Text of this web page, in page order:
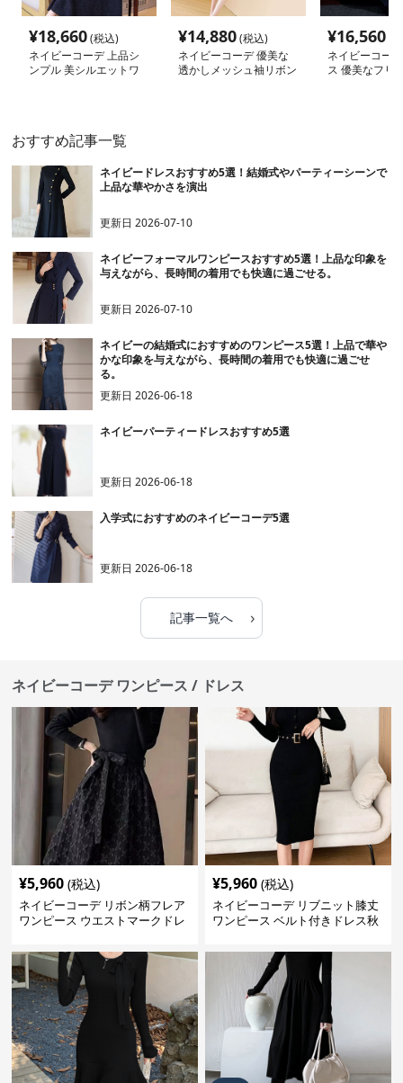
¥18,660(税込)
ネイビーコーデ 上品シ
ンプル 美シルエットワ
¥14,880(税込)
ネイビーコーデ 優美な
透かしメッシュ袖リボン
¥16,560
ネイビーコー
ス 優美なフリ
おすすめ記事一覧
ネイビードレスおすすめ5選！結婚式やパーティーシーンで
上品な華やかさを演出
更新日2026-07-10
ネイビーフォーマルワンピースおすすめ5選！上品な印象を
与えながら、長時間の着用でも快適に過ごせる。
更新日2026-07-10
ネイビーの結婚式におすすめのワンピース5選！上品で華や
かな印象を与えながら、長時間の着用でも快適に過ごせ
る。
更新日2026-06-18
ネイビーパーティードレスおすすめ5選
更新日2026-06-18
入学式におすすめのネイビーコーデ5選
更新日2026-06-18
記事一覧へ ›
ネイビーコーデ ワンピース / ドレス
¥5,960 (税込)
ネイビーコーデ リボン柄フレア
ワンピース ウエストマークドレ
¥5,960 (税込)
ネイビーコーデ リブニット膝丈
ワンピース ベルト付きドレス秋